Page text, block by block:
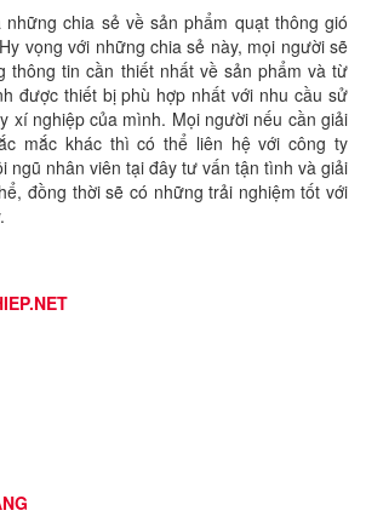
chia sẻ về sản phẩm quạt thông gió
vọng với những chia sẻ này, mọi người sẽ
thông tin cần thiết nhất về sản phẩm và từ
được thiết bị phù hợp nhất với nhu cầu sử
xí nghiệp của mình. Mọi người nếu cần giải
mắc khác thì có thể liên hệ với công ty
ngũ nhân viên tại đây tư vấn tận tình và giải
đồng thời sẽ có những trải nghiệm tốt với